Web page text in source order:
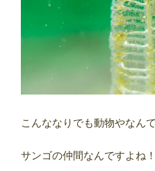
こんななりでも動物やなん
サンゴの仲間なんですよね！